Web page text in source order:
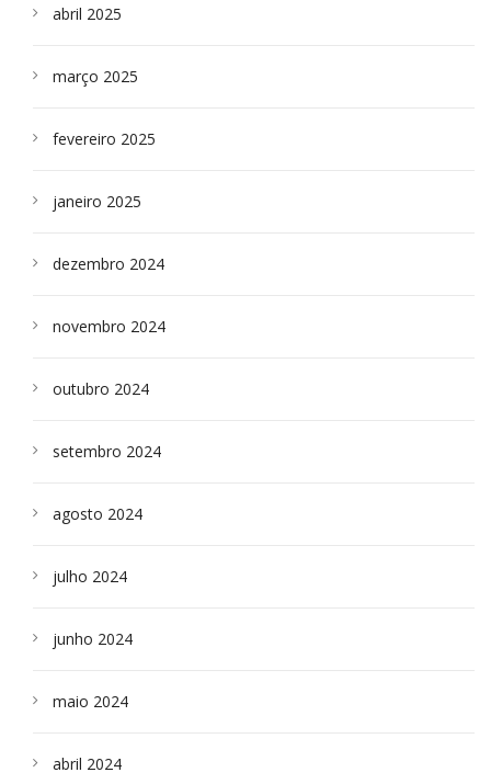
abril 2025
março 2025
fevereiro 2025
janeiro 2025
dezembro 2024
novembro 2024
outubro 2024
setembro 2024
agosto 2024
julho 2024
junho 2024
maio 2024
abril 2024